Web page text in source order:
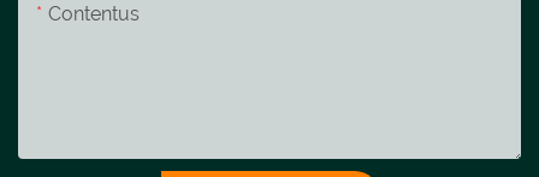
Contentus